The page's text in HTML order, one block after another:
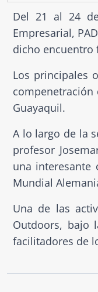
Del 21 al 24
Empresarial,
dicho encuentro
Los principales
compenetración
Guayaquil.
A lo largo de la
profesor
una interesante
Mundial
Una de las
Outdoors, bajo
facilitadores de